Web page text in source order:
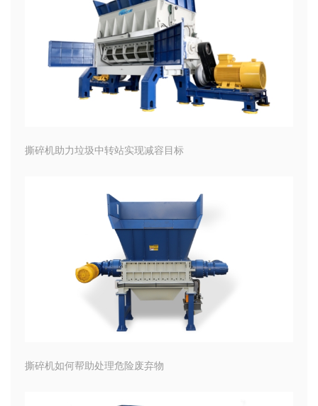
撕碎机助力垃圾中转站实现减容目标
撕碎机如何帮助处理危险废弃物